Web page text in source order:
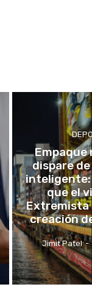
Empaque
dispare
inteligente:
que el
Extremista
creación
Jimit Patel -